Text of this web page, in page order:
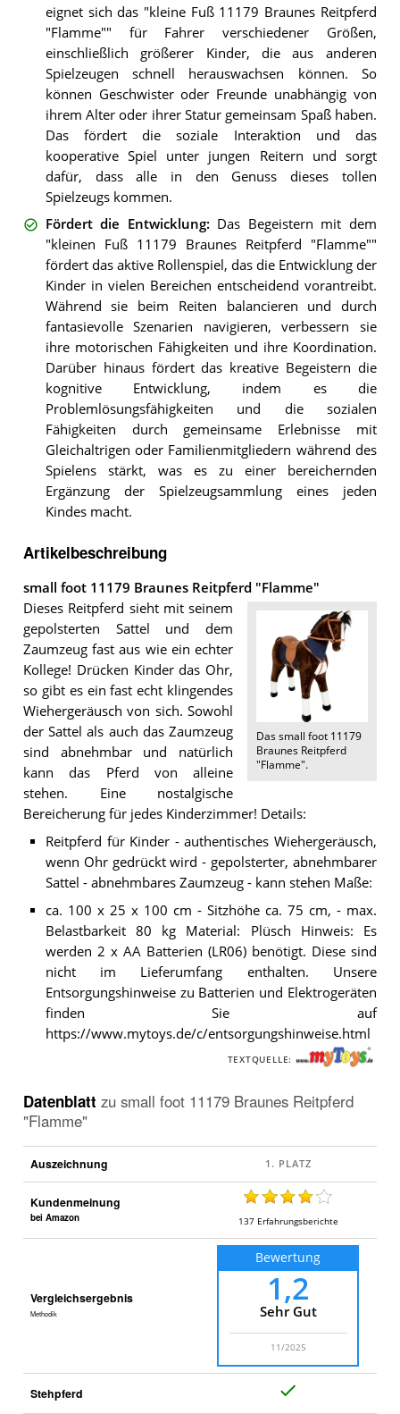
eignet sich das "kleine Fuß 11179 Braunes Reitpferd
"Flamme"" für Fahrer verschiedener Größen,
einschließlich größerer Kinder, die aus anderen
Spielzeugen schnell herauswachsen können. So
können Geschwister oder Freunde unabhängig von
ihrem Alter oder ihrer Statur gemeinsam Spaß haben.
Das fördert die soziale Interaktion und das
kooperative Spiel unter jungen Reitern und sorgt
dafür, dass alle in den Genuss dieses tollen
Spielzeugs kommen.
Fördert die Entwicklung: Das Begeistern mit dem
"kleinen Fuß 11179 Braunes Reitpferd "Flamme""
fördert das aktive Rollenspiel, das die Entwicklung der
Kinder in vielen Bereichen entscheidend vorantreibt.
Während sie beim Reiten balancieren und durch
fantasievolle Szenarien navigieren, verbessern sie
ihre motorischen Fähigkeiten und ihre Koordination.
Darüber hinaus fördert das kreative Begeistern die
kognitive Entwicklung, indem es die
Problemlösungsfähigkeiten und die sozialen
Fähigkeiten durch gemeinsame Erlebnisse mit
Gleichaltrigen oder Familienmitgliedern während des
Spielens stärkt, was es zu einer bereichernden
Ergänzung der Spielzeugsammlung eines jeden
Kindes macht.
Artikelbeschreibung
small foot 11179 Braunes Reitpferd "Flamme"
Das small foot 11179
Braunes Reitpferd
"Flamme".
Dieses Reitpferd sieht mit seinem
gepolsterten Sattel und dem
Zaumzeug fast aus wie ein echter
Kollege! Drücken Kinder das Ohr,
so gibt es ein fast echt klingendes
Wiehergeräusch von sich. Sowohl
der Sattel als auch das Zaumzeug
sind abnehmbar und natürlich
kann das Pferd von alleine
stehen. Eine nostalgische
Bereicherung für jedes Kinderzimmer! Details:
Reitpferd für Kinder - authentisches Wiehergeräusch,
wenn Ohr gedrückt wird - gepolsterter, abnehmbarer
Sattel - abnehmbares Zaumzeug - kann stehen Maße:
ca. 100 x 25 x 100 cm - Sitzhöhe ca. 75 cm, - max.
Belastbarkeit 80 kg Material: Plüsch Hinweis: Es
werden 2 x AA Batterien (LR06) benötigt. Diese sind
nicht im Lieferumfang enthalten. Unsere
Entsorgungshinweise zu Batterien und Elektrogeräten
finden Sie auf
https://www.mytoys.de/c/entsorgungshinweise.html
TEXTQUELLE:
Datenblatt zu small foot 11179 Braunes Reitpferd
"Flamme"
Auszeichnung
Kundenmeinung
bei Amazon 137 Erfahrungsberichte
Vergleichsergebnis
Methodik
Bewertung
1,2
Sehr Gut
11/2025
Stehpferd
a